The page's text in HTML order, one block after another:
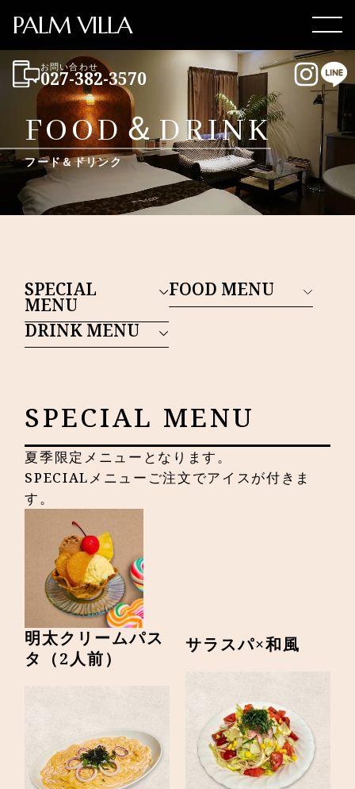
PALM VILLA
お問い合わせ
027-382-3570
FOOD＆DRINK
フード＆ドリンク
SPECIAL
MENU
FOOD MENU
DRINK MENU
SPECIAL MENU
夏季限定メニューとなります。
SPECIALメニューご注文でアイスが付きま
す。
明太クリームパス
タ（2人前）
サラスパ×和風